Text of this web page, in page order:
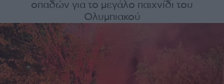
οπαδών για το μεγάλο παιχνίδι του
Ολυμπιακού